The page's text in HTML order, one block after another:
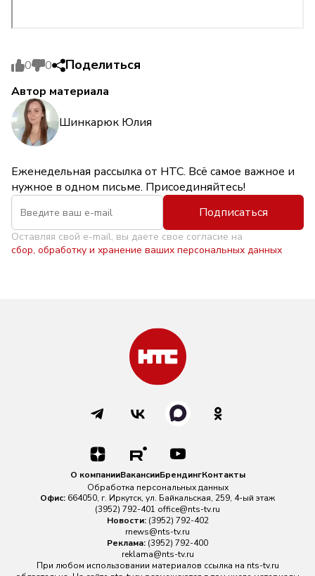
0 0 Поделиться
Автор материала
Шинкарюк Юлия
Еженедельная рассылка от НТС. Всё самое важное и
нужное в одном письме. Присоединяйтесь!
Подписаться
Оставляя свой e-mail, вы даете свое согласие на
сбор, обработку и хранение ваших персональных данных
О компанииВакансииБрендингКонтакты
Обработка персональных данных
Офис: 664050, г. Иркутск, ул. Байкальская, 259, 4-ый этаж
(3952) 792-401 office@nts-tv.ru
Новости: (3952) 792-402
rnews@nts-tv.ru
Реклама: (3952) 792-400
reklama@nts-tv.ru
При любом использовании материалов ссылка на nts-tv.ru